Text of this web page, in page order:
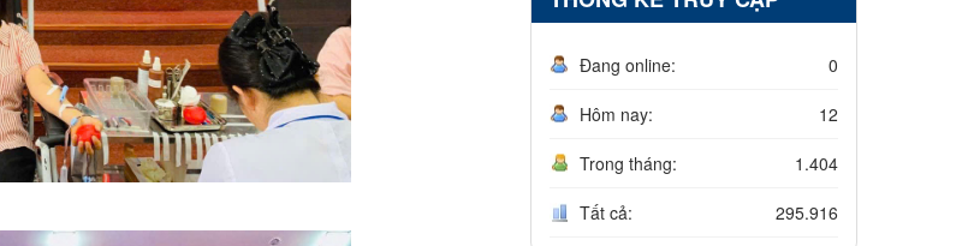
Đang online: 0
Hôm nay: 12
Trong tháng: 1.404
Tất cả: 295.916